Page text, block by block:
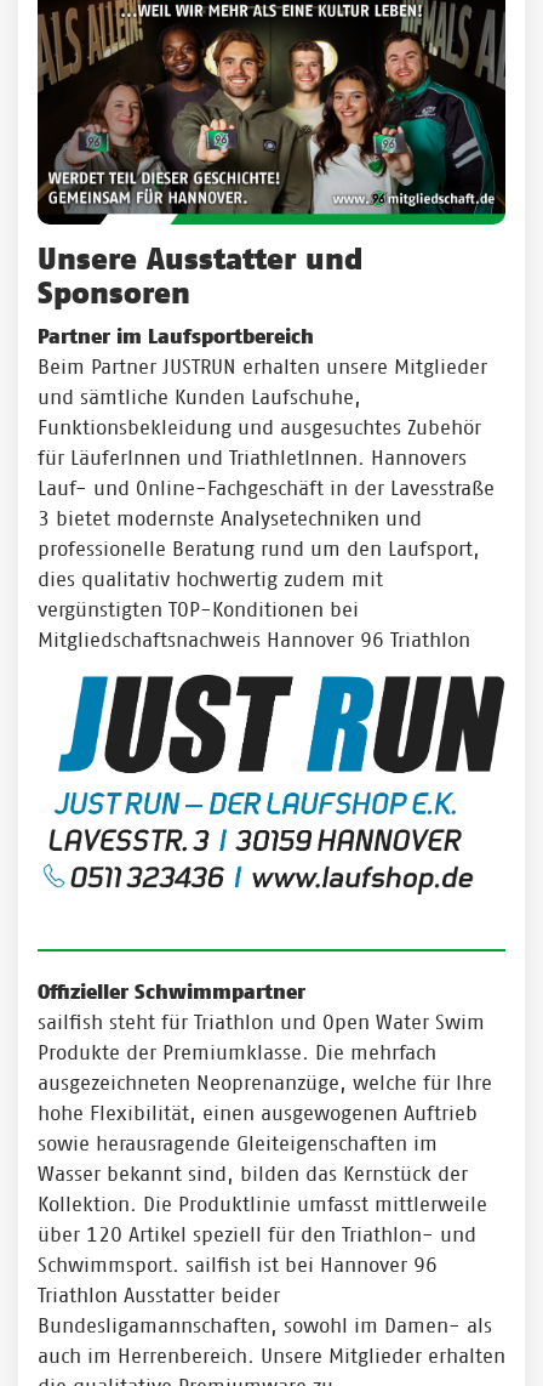
Unsere Ausstatter und
Sponsoren
Partner im Laufsportbereich
Beim Partner JUSTRUN erhalten unsere Mitglieder
und sämtliche Kunden Laufschuhe,
Funktionsbekleidung und ausgesuchtes Zubehör
für LäuferInnen und TriathletInnen. Hannovers
Lauf- und Online-Fachgeschäft in der Lavesstraße
3 bietet modernste Analysetechniken und
professionelle Beratung rund um den Laufsport,
dies qualitativ hochwertig zudem mit
vergünstigten TOP-Konditionen bei
Mitgliedschaftsnachweis Hannover 96 Triathlon
Offizieller Schwimmpartner
sailfish steht für Triathlon und Open Water Swim
Produkte der Premiumklasse. Die mehrfach
ausgezeichneten Neoprenanzüge, welche für Ihre
hohe Flexibilität, einen ausgewogenen Auftrieb
sowie herausragende Gleiteigenschaften im
Wasser bekannt sind, bilden das Kernstück der
Kollektion. Die Produktlinie umfasst mittlerweile
über 120 Artikel speziell für den Triathlon- und
Schwimmsport. sailfish ist bei Hannover 96
Triathlon Ausstatter beider
Bundesligamannschaften, sowohl im Damen- als
auch im Herrenbereich. Unsere Mitglieder erhalten